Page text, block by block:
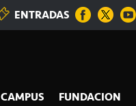
ENTRADAS
CAMPUS FUNDACION